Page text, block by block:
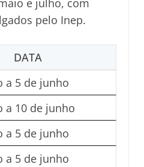
pelo Inep.
DATA
a 5 de junho
a 10 de junho
a 5 de junho
a 5 de junho